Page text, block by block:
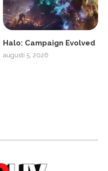
Halo: Campaign Evolved
augusti 5, 2026